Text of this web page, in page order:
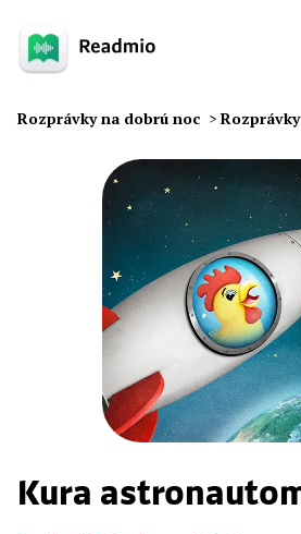
Rozprávky na dobrú noc >
Kura